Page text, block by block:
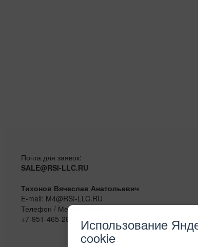
Почта для заявок:
SALE@RSI-LLC.RU
Тихонов Вячеслав Анатольевич
E-mail: M4@RSI-LLC.RU
Телефон / Мессенджеры:
+7-951-465-28-41 Использование
cookie